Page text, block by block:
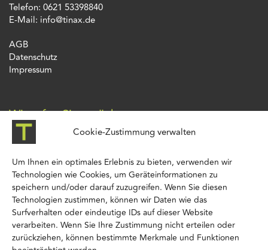
Cookie-Zustimmung verwalten
Um Ihnen ein optimales Erlebnis zu bieten, verwenden wir
Technologien wie Cookies, um Geräteinformationen zu
speichern und/oder darauf zuzugreifen. Wenn Sie diesen
Technologien zustimmen, können wir Daten wie das
Surfverhalten oder eindeutige IDs auf dieser Website
verarbeiten. Wenn Sie Ihre Zustimmung nicht erteilen oder
zurückziehen, können bestimmte Merkmale und Funktionen
Telefon: 0621 53398840
E-Mail: info@tinax.de
AGB
Datenschutz
Impressum
Wir rufen Sie zurück